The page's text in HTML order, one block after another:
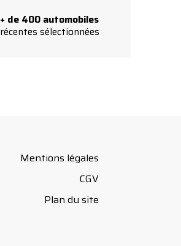
+ de 400 automobiles
récentes sélectionnées
Mentions légales
CGV
Plan du site